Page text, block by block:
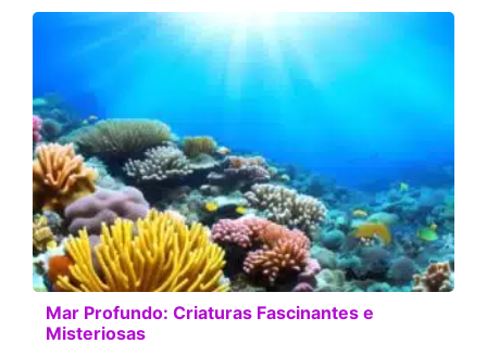
Mar Profundo: Criaturas Fascinantes e
Misteriosas